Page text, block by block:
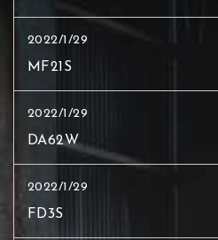
2022/1/29
MF21S
2022/1/29
DA62W
2022/1/29
FD3S